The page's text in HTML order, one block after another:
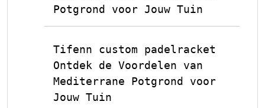
Potgrond voor Jouw Tuin
Tifenn custom padelracket
Ontdek de Voordelen van
Mediterrane Potgrond voor
Jouw Tuin